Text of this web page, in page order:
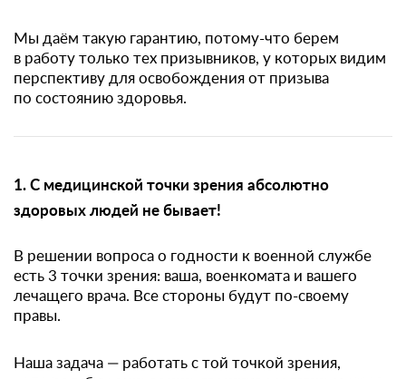
Мы даём такую гарантию, потому-что берем
в работу только тех призывников, у которых видим
перспективу для освобождения от призыва
по состоянию здоровья.
1. С медицинской точки зрения абсолютно
здоровых людей не бывает!
В решении вопроса о годности к военной службе
есть 3 точки зрения: ваша, военкомата и вашего
лечащего врача. Все стороны будут по-своему
правы.
Наша задача — работать с той точкой зрения,